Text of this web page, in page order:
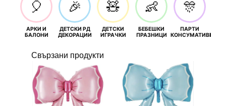
🎈
АРКИ И
БАЛОНИ
🎉
ДЕТСКИ РД
ДЕКОРАЦИИ
🧸
ДЕТСКИ
ИГРАЧКИ
👶
БЕБЕШКИ
ПРАЗНИЦИ
🎊
ПАРТИ
КОНСУМАТИВИ
Свързани продукти